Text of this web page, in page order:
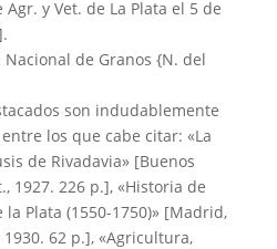
y Vet. de La Plata el 5 de
de Granos {N. del
son indudablemente
los que cabe citar: «La
de Rivadavia» [Buenos
1927. 226 p.], «Historia de
Plata (1550-1750)» [Madrid,
62 p.], «Agricultura,